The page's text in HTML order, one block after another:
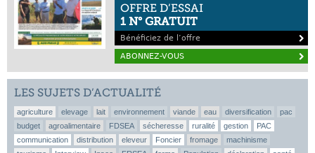
OFFRE D’ESSAI
1 N° GRATUIT
Bénéficiez de l’offre
ABONNEZ-VOUS
LES SUJETS D’ACTUALITÉ
agriculture elevage lait environnement viande eau diversification
pac
budget
agroalimentaire FDSEA sécheresse ruralité gestion
PAC
communication
distribution eleveur Foncier fromage
machinisme